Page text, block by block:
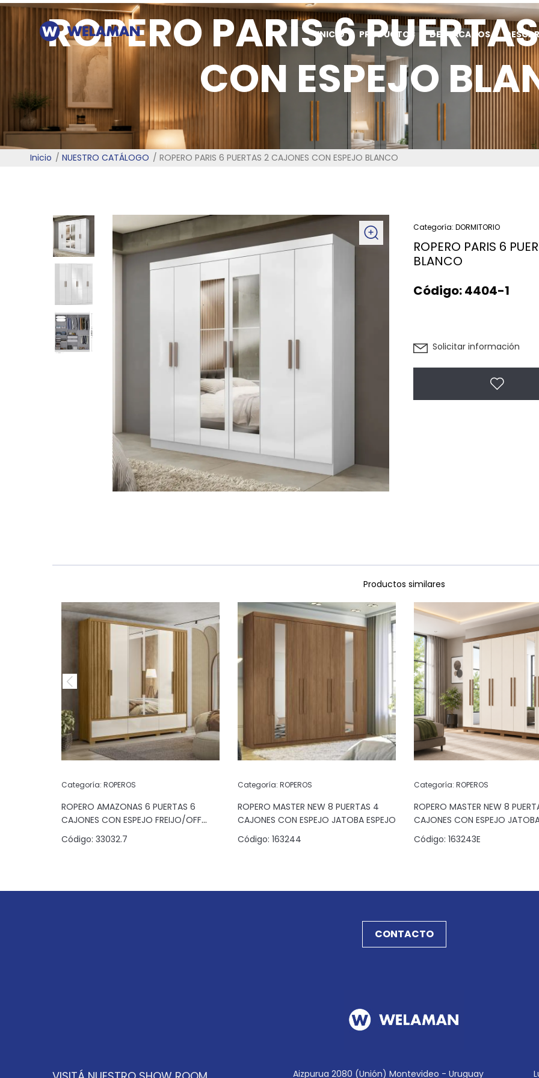
INICIO PRODUCTOS DESTACADOS
ROPERO PARIS 6
CON ESPEJO
Inicio NUESTRO CATÁLOGO ROPERO PARIS 6 PUERTAS 2 CAJONES CON ESPEJO BLANCO
Categoría: DORMITORIO
ROPERO PARIS 6
BLANCO
Código:4404-1
Solicitar información
Productos similares
Categoría: ROPEROS
ROPERO AMAZONAS 6 PUERTAS 6
CAJONES CON ESPEJO FREIJO/OFF
WHITE
Código: 33032.7
Categoría: ROPEROS
ROPERO MASTER NEW 8 PUERTAS 4
CAJONES CON ESPEJO JATOBA ESPEJO
Código: 163244
Categoría: ROPEROS
ROPERO MASTER NEW 8
CAJONES CON ESPEJO
(4B)
Código: 163243E
CONTACTO
Aizpurua 2080 (Unión) Montevideo - Uruguay